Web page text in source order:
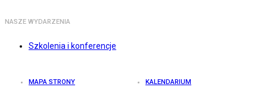
NASZE WYDARZENIA
Szkolenia i konferencje
MAPA STRONY KALENDARIUM